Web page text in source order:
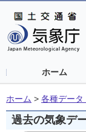
ホーム
ホーム > 各種データ
過去の気象デ